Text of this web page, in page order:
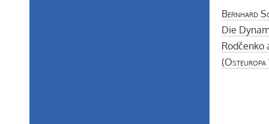
Bernhard
Die
Rodčenko
(Osteuropa